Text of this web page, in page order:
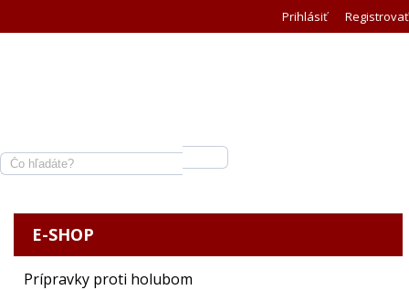
Prihlásiť Registrovať
E-SHOP
Prípravky proti holubom